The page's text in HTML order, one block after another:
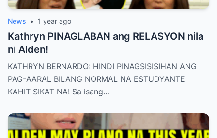
News • 1 year ago
Kathryn PINAGLABAN ang RELASYON nila
ni Alden!
KATHRYN BERNARDO: HINDI PINAGSISISIHAN ANG
PAG-AARAL BILANG NORMAL NA ESTUDYANTE
KAHIT SIKAT NA! Sa isang…